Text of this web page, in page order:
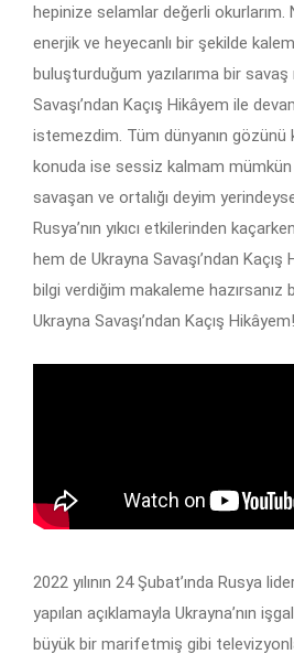
hepinize selamlar değerli okurlarım.
enerjik ve heyecanlı bir şekilde
buluşturduğum yazılarıma bir
Savaşı’ndan Kaçış Hikâyem ile
istemezdim. Tüm dünyanın gözünü
konuda ise sessiz kalmam mümkün
savaşan ve ortalığı deyim
Rusya’nın yıkıcı etkilerinden
hem de Ukrayna Savaşı’ndan Kaçış
bilgi verdiğim makaleme hazırsanız
Ukrayna Savaşı’ndan Kaçış Hikâyem!
2022 yılının 24 Şubat’ında Rusya
yapılan açıklamayla Ukrayna’nın
büyük bir marifetmiş gibi